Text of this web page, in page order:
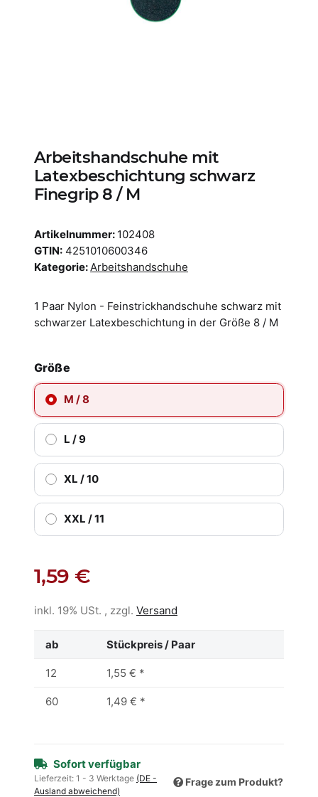
Arbeitshandschuhe mit
Latexbeschichtung schwarz
Finegrip 8 / M
Artikelnummer: 102408
GTIN: 4251010600346
Kategorie: Arbeitshandschuhe
1 Paar Nylon - Feinstrickhandschuhe schwarz mit
schwarzer Latexbeschichtung in der Größe 8 / M
Größe
M / 8
L / 9
XL / 10
XXL / 11
1,59 €
inkl. 19% USt. , zzgl. Versand
ab Stückpreis / Paar
12 1,55 € *
60 1,49 € *
Sofort verfügbar
Lieferzeit: 1 - 3 Werktage (DE -
Ausland abweichend)
Frage zum Produkt?